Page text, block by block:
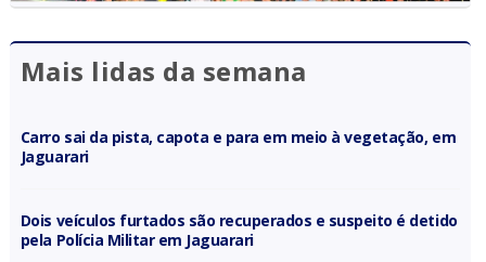
Mais lidas da semana
Carro sai da pista, capota e para em meio à vegetação, em
Jaguarari
Dois veículos furtados são recuperados e suspeito é detido
pela Polícia Militar em Jaguarari